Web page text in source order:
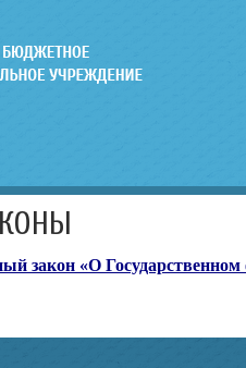
закон «О